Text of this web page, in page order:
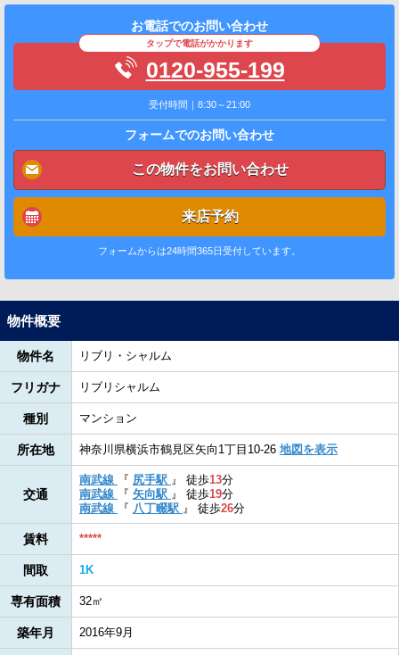
お電話でのお問い合わせ
タップで電話がかかります
0120-955-199
受付時間｜8:30～21:00
フォームでのお問い合わせ
この物件をお問い合わせ
来店予約
フォームからは24時間365日受付しています。
物件概要
物件名 リブリ・シャルム
フリガナ リブリシャルム
種別 マンション
所在地 神奈川県横浜市鶴見区矢向1丁目10-26 地図を表示
交通
南武線 『 尻手駅 』 徒歩13分
南武線
『 矢向駅 』 徒歩19分
南武線
『 八丁畷駅 』 徒歩26分
賃料 *****
間取 1K
専有面積 32㎡
築年月 2016年9月